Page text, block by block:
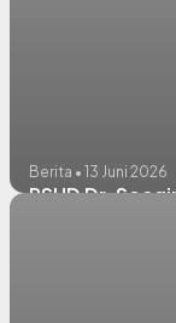
Berita • 13 Juni 2026
RSUD Dr.